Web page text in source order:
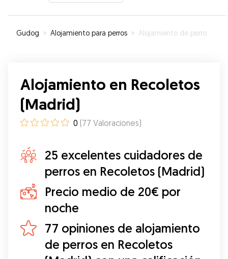
Gudog » Alojamiento para perros » Alojamiento de perros en Recoletos (Madrid)
Alojamiento en Recoletos
(Madrid)
0 (77 Valoraciones)
25 excelentes cuidadores de
perros en Recoletos (Madrid)
Precio medio de 20€ por
noche
77 opiniones de alojamiento
de perros en Recoletos